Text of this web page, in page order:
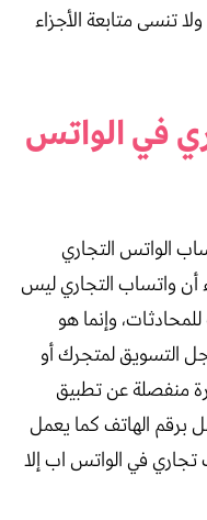
تنسى متابعة الأجزاء
في الواتس
الواتس التجاري
أن واتساب التجاري ليس
وإنما هو
التسويق لمتجرك أو
منفصلة عن تطبيق
برقم الهاتف كما يعمل
تجاري في الواتس اب إلا